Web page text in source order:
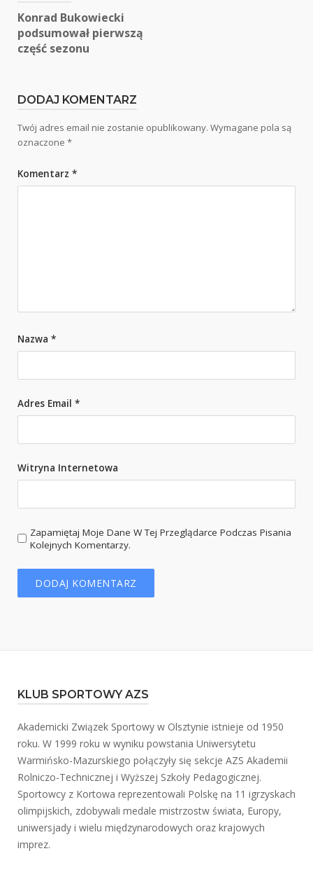
Konrad Bukowiecki
podsumował pierwszą
część sezonu
DODAJ KOMENTARZ
Twój adres email nie zostanie opublikowany. Wymagane pola są
oznaczone *
Komentarz *
Nazwa *
Adres Email *
Witryna Internetowa
Zapamiętaj Moje Dane W Tej Przeglądarce Podczas Pisania
Kolejnych Komentarzy.
KLUB SPORTOWY AZS
Akademicki Związek Sportowy w Olsztynie istnieje od 1950
roku. W 1999 roku w wyniku powstania Uniwersytetu
Warmińsko-Mazurskiego połączyły się sekcje AZS Akademii
Rolniczo-Technicznej i Wyższej Szkoły Pedagogicznej.
Sportowcy z Kortowa reprezentowali Polskę na 11 igrzyskach
olimpijskich, zdobywali medale mistrzostw świata, Europy,
uniwersjady i wielu międzynarodowych oraz krajowych
imprez.